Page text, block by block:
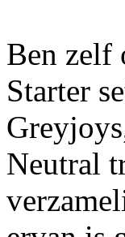
Ben zelf
Starter
Neutral